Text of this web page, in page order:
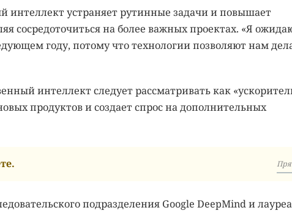
интеллект устраняет рутинные задачи и повышает
сосредоточиться на более важных проектах. «Я
году, потому что технологии позволяют нам
интеллект следует рассматривать как
продуктов и создает спрос на дополнительных
подразделения Google DeepMind и